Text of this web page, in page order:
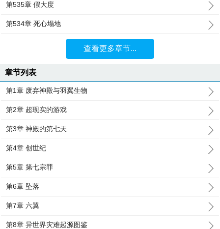
第535章 假大度
第534章 死心塌地
查看更多章节...
章节列表
第1章 废弃神殿与羽翼生物
第2章 超现实的游戏
第3章 神殿的第七天
第4章 创世纪
第5章 第七宗罪
第6章 坠落
第7章 六翼
第8章 异世界灾难起源图鉴